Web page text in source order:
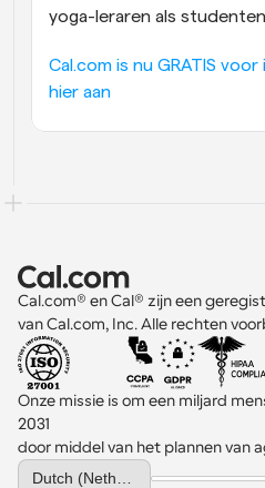
yoga-leraren als
Cal.com is nu GRATIS
hier aan
Cal.com® en Cal® zijn een
van Cal.com, Inc. Alle rechten
Onze missie is om een miljard
2031
door middel van het plannen van
Select Language